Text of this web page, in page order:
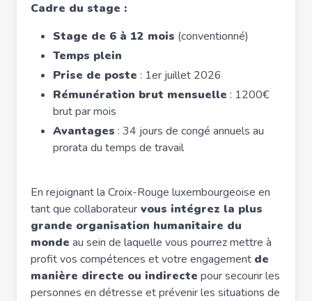
Cadre du stage :
Stage de 6 à 12 mois (conventionné)
Temps plein
Prise de poste : 1er juillet 2026
Rémunération brut mensuelle : 1200€
brut par mois
Avantages : 34 jours de congé annuels au
prorata du temps de travail
En rejoignant la Croix-Rouge luxembourgeoise en
tant que collaborateur vous intégrez la plus
grande organisation humanitaire du
monde au sein de laquelle vous pourrez mettre à
profit vos compétences et votre engagement de
manière directe ou indirecte pour secourir les
personnes en détresse et prévenir les situations de